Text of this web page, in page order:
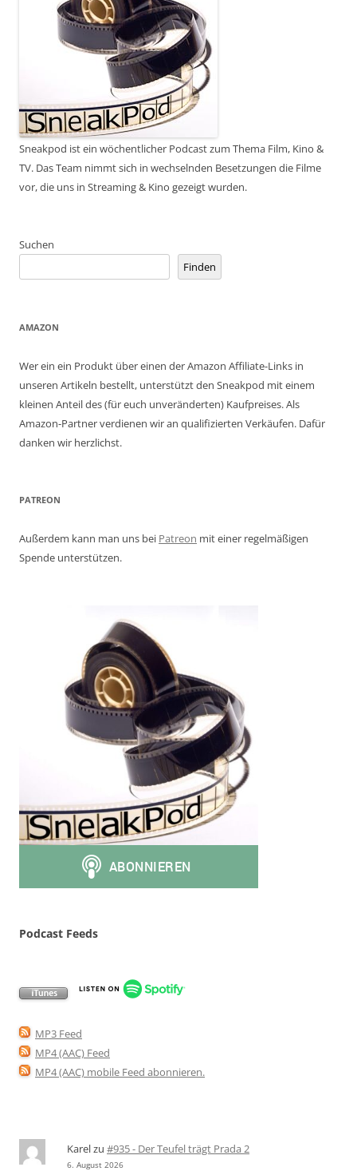
Sneakpod ist ein wöchentlicher Podcast zum Thema Film, Kino &
TV. Das Team nimmt sich in wechselnden Besetzungen die Filme
vor, die uns in Streaming & Kino gezeigt wurden.
Suchen
Finden
AMAZON
Wer ein ein Produkt über einen der Amazon Affiliate-Links in
unseren Artikeln bestellt, unterstützt den Sneakpod mit einem
kleinen Anteil des (für euch unveränderten) Kaufpreises. Als
Amazon-Partner verdienen wir an qualifizierten Verkäufen. Dafür
danken wir herzlichst.
PATREON
Außerdem kann man uns bei Patreon mit einer regelmäßigen
Spende unterstützen.
Podcast Feeds
MP3 Feed
MP4 (AAC) Feed
MP4 (AAC) mobile Feed abonnieren.
Karelzu #935 - Der Teufel trägt Prada 2
6. August 2026